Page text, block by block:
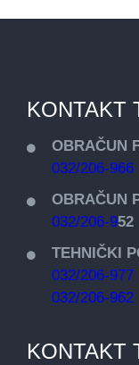
KONTAKT
OBRAČUN
032/206-966
OBRAČUN
032/206-952
TEHNIČKI
032/206-977
032/206-962
KONTAKT